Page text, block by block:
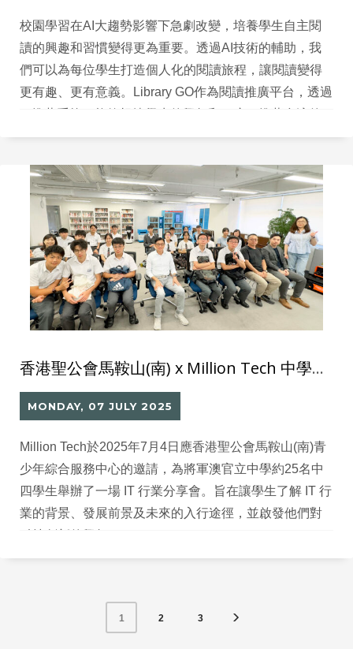
校園學習在AI大趨勢影響下急劇改變，培養學生自主閱
讀的興趣和習慣變得更為重要。透過AI技術的輔助，我
們可以為每位學生打造個人化的閱讀旅程，讓閱讀變得
更有趣、更有意義。Library GO作為閱讀推廣平台，透過
讀物，協助學生建立自主閱讀模式，讓教師更靈活地引
香港聖公會馬鞍山(南) x Million Tech 中學生IT行業分享
MONDAY, 07 JULY 2025
Million Tech於2025年7月4日應香港聖公會馬鞍山(南)青
少年綜合服務中心的邀請，為將軍澳官立中學約25名中
四學生舉辦了一場 IT 行業分享會。旨在讓學生了解 IT 行
業的背景、發展前景及未來的入行途徑，並啟發他們對
1 2 3